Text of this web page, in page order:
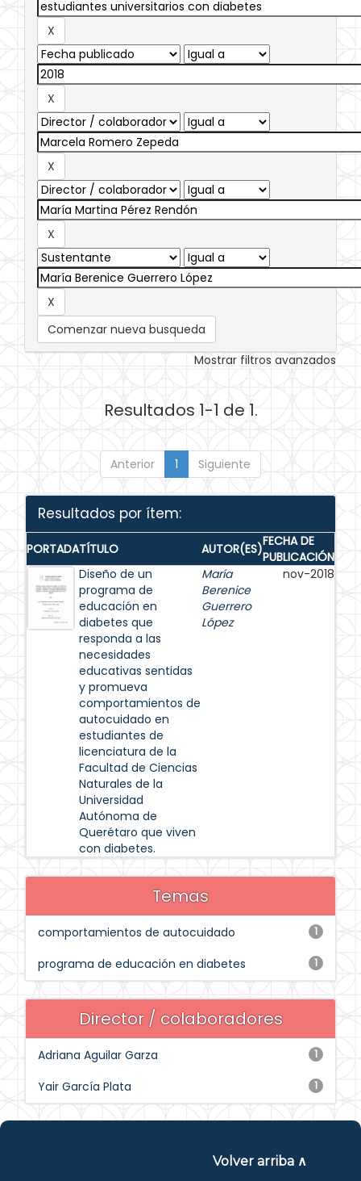
Comenzar nueva busqueda
Mostrar filtros avanzados
Resultados 1-1 de 1.
Anterior 1 Siguiente
Resultados por ítem:
PORTADATÍTULO AUTOR(ES)FECHA DE
PUBLICACIÓN
Diseño de un
programa de
educación en
diabetes que
responda a las
necesidades
educativas sentidas
y promueva
comportamientos de
autocuidado en
estudiantes de
licenciatura de la
Facultad de Ciencias
Naturales de la
Universidad
Autónoma de
Querétaro que viven
con diabetes.
María
Berenice
Guerrero
López
nov-2018
Temas
1
comportamientos de autocuidado
1
programa de educación en diabetes
Director / colaboradores
1
Adriana Aguilar Garza
1
Yair García Plata
Volver arriba ∧